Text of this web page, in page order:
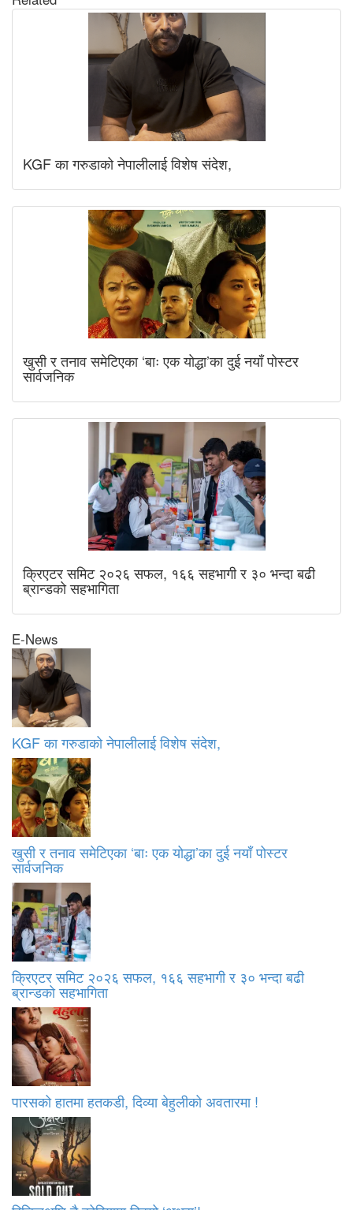
KGF का गरुडाको नेपालीलाई विशेष संदेश,
खुसी र तनाव समेटिएका ‘बाः एक योद्धा’का दुई नयाँ पोस्टर
सार्वजनिक
क्रिएटर समिट २०२६ सफल, १६६ सहभागी र ३० भन्दा बढी
ब्रान्डको सहभागिता
E-News
KGF का गरुडाको नेपालीलाई विशेष संदेश,
खुसी र तनाव समेटिएका ‘बाः एक योद्धा’का दुई नयाँ पोस्टर
सार्वजनिक
क्रिएटर समिट २०२६ सफल, १६६ सहभागी र ३० भन्दा बढी
ब्रान्डको सहभागिता
पारसको हातमा हतकडी, दिव्या बेहुलीको अवतारमा !